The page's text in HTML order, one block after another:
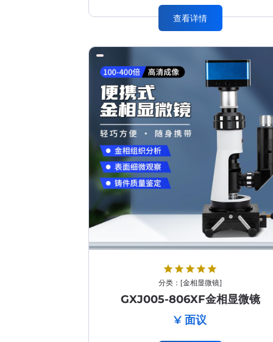
查看详情
star star star star star
分类： [金相显微镜]
GXJ005-806XF金相显微镜
¥ 面议